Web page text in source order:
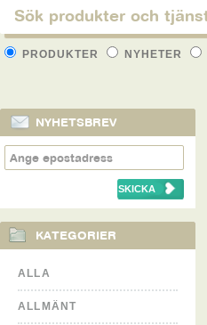
PRODUKTER NYHETER
NYHETSBREV
KATEGORIER
ALLA
ALLMÄNT